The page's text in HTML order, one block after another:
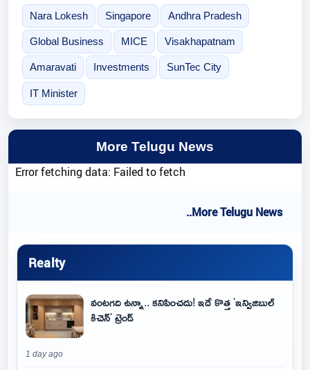
Nara Lokesh Singapore Andhra Pradesh
Global Business MICE Visakhapatnam
Amaravati Investments SunTec City
IT Minister
More Telugu News
Error fetching data: Failed to fetch
..More Telugu News
Realty
వంటగది ఉన్నా.. కనిపించదు! ఇదే కొత్త 'ఇన్విజిబుల్
కిచెన్' ట్రెండ్
1 day ago